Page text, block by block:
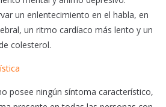
un enlentecimiento en el habla, en
un ritmo cardíaco más lento y un
colesterol.
posee ningún síntoma característico,